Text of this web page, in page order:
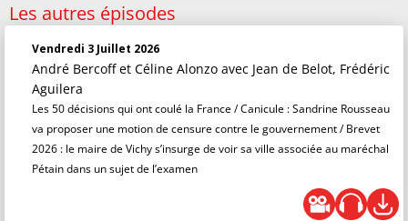
Les autres épisodes
Vendredi 3 Juillet 2026
André Bercoff et Céline Alonzo avec Jean de Belot, Frédéric
Aguilera
Les 50 décisions qui ont coulé la France / Canicule : Sandrine Rousseau
va proposer une motion de censure contre le gouvernement / Brevet
2026 : le maire de Vichy s’insurge de voir sa ville associée au maréchal
Pétain dans un sujet de l’examen